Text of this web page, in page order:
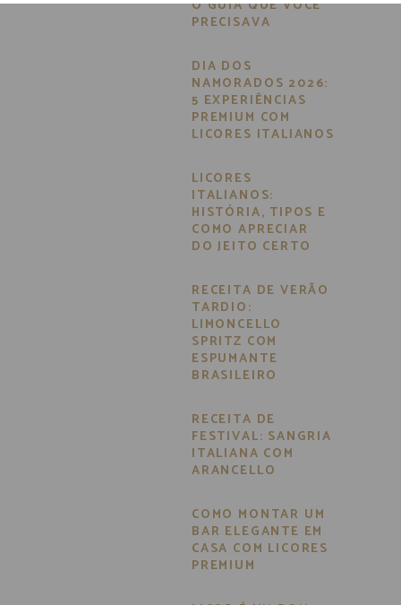
O GUIA QUE VOCÊ
PRECISAVA
DIA DOS
NAMORADOS 2026:
5 EXPERIÊNCIAS
PREMIUM COM
LICORES ITALIANOS
LICORES
ITALIANOS:
HISTÓRIA, TIPOS E
COMO APRECIAR
DO JEITO CERTO
RECEITA DE VERÃO
TARDIO:
LIMONCELLO
SPRITZ COM
ESPUMANTE
BRASILEIRO
RECEITA DE
FESTIVAL: SANGRIA
ITALIANA COM
ARANCELLO
COMO MONTAR UM
BAR ELEGANTE EM
CASA COM LICORES
PREMIUM